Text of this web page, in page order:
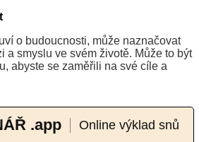
o budoucnosti, může naznačovat
a smyslu ve svém životě. Může to být
abyste se zaměřili na své cíle a
.app Online výklad snů